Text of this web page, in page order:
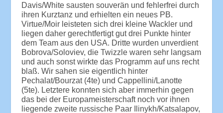
Davis/White sausten souverän und fehlerfrei durch
ihren Kurztanz und erhielten ein neues PB.
Virtue/Moir leisteten sich drei kleine Wackler und
liegen daher gerechtfertigt gut drei Punkte hinter
dem Team aus den USA. Dritte wurden unverdient
Bobrova/Soloviev, die Twizzle waren sehr langsam
und auch sonst wirkte das Programm auf uns recht
blaß. Wir sahen sie eigentlich hinter
Pechalat/Bourzat (4te) und Cappellini/Lanotte
(5te). Letztere konnten sich aber immerhin gegen
das bei der Europameisterschaft noch vor ihnen
liegende zweite russische Paar Ilinykh/Katsalapov,